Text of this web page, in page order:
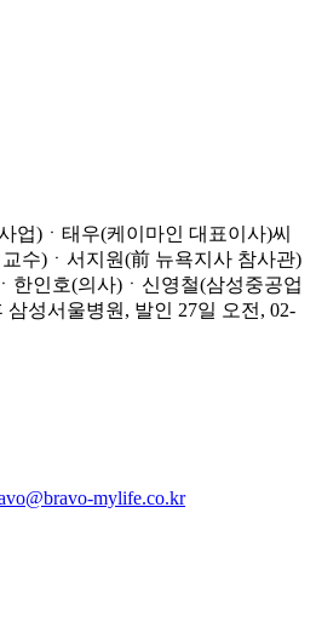
업)ㆍ태우(케이마인 대표이사)씨
수)ㆍ서지원(前 뉴욕지사 참사관)
한인호(의사)ㆍ신영철(삼성중공업
성서울병원, 발인 27일 오전, 02-
mylife.co.kr